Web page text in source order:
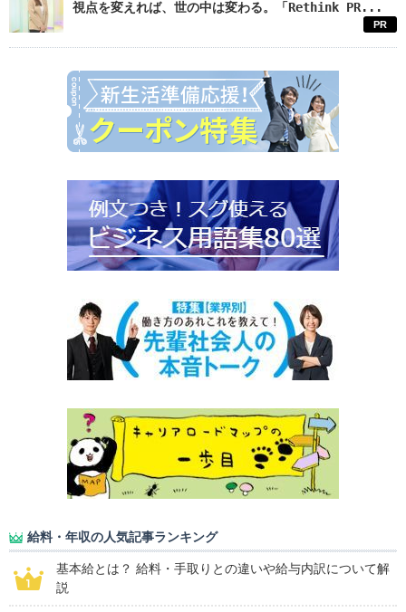
視点を変えれば、世の中は変わる。「Rethink PR...
PR
給料・年収の人気記事ランキング
基本給とは？ 給料・手取りとの違いや給与内訳について解
説